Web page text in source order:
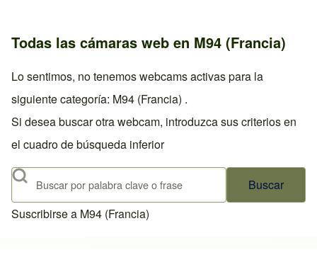
Todas las cámaras web en M94 (Francia)
Lo sentimos, no tenemos webcams activas para la
siguiente categoría: M94 (Francia) .
Si desea buscar otra webcam, introduzca sus criterios en
el cuadro de búsqueda inferior
Buscar
Suscribirse a M94 (Francia)